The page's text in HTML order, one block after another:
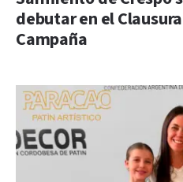
debutar en el
Campaña